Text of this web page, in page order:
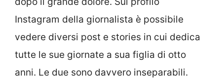
Instagram della giornalista è possibile
vedere diversi post e stories in cui dedica
tutte le sue giornate a sua figlia di otto
anni. Le due sono davvero inseparabili.